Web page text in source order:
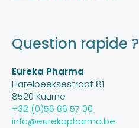
Question rapide ?
Eureka Pharma
Harelbeeksestraat 81
8520 Kuurne
+32 (0)56 66 57 00
info@eurekapharma.be